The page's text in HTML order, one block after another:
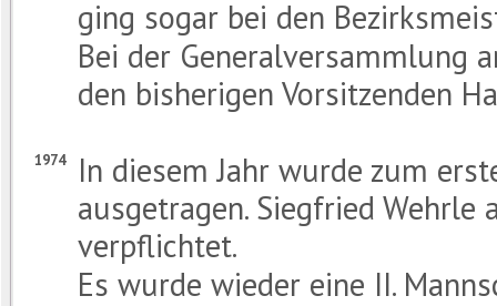
ging sogar bei den
Bei der Generalversammlung
den bisherigen Vorsitzenden
1974
In diesem Jahr wurde zum
ausgetragen. Siegfried
verpflichtet.
Es wurde wieder eine II.